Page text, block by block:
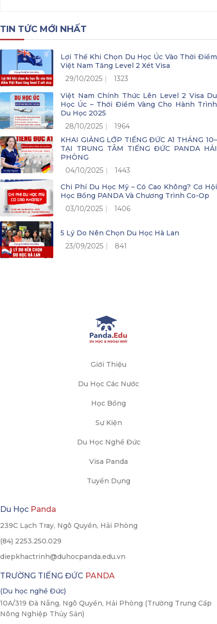
TIN TỨC MỚI NHẤT
Lợi Thế Khi Chọn Du Học Úc Vào Thời Điểm
Việt Nam Tăng Level 2 Xét Visa
29/10/2025
1323
Việt Nam Chính Thức Lên Level 2 Visa Du
Học Úc – Thời Điểm Vàng Cho Hành Trình
Du Học 2025
28/10/2025
1964
KHAI GIẢNG LỚP TIẾNG ĐỨC A1 THÁNG 10–
TẠI TRUNG TÂM TIẾNG ĐỨC PANDA HẢI
PHÒNG
04/10/2025
1443
Chi Phí Du Học Mỹ – Có Cao Không? Cơ Hội
Học Bổng PANDA Và Chương Trình Co-Op
03/10/2025
1406
5 Lý Do Nên Chọn Du Học Hà Lan
23/09/2025
841
Giới Thiệu
Du Học Các Nước
Học Bổng
Sự Kiện
Du Học Nghề Đức
Visa Panda
Tuyển Dụng
Du Học Panda
239C Lạch Tray, Ngô Quyền, Hải Phòng
(84) 2253.250.029
diepkhactrinh@duhocpanda.edu.vn
TRƯỜNG TIẾNG ĐỨC PANDA
(Du học nghề Đức)
10A/319 Đà Nẵng, Ngô Quyền, Hải Phòng (Trường Trung Cấp
Nông Nghiệp Thủy Sản)